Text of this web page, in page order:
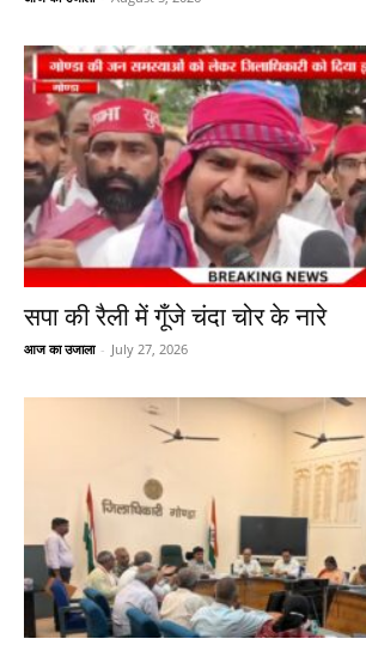
सपा की रैली में गूँजे चंदा चोर के नारे
आज का उजाला - July 27, 2026